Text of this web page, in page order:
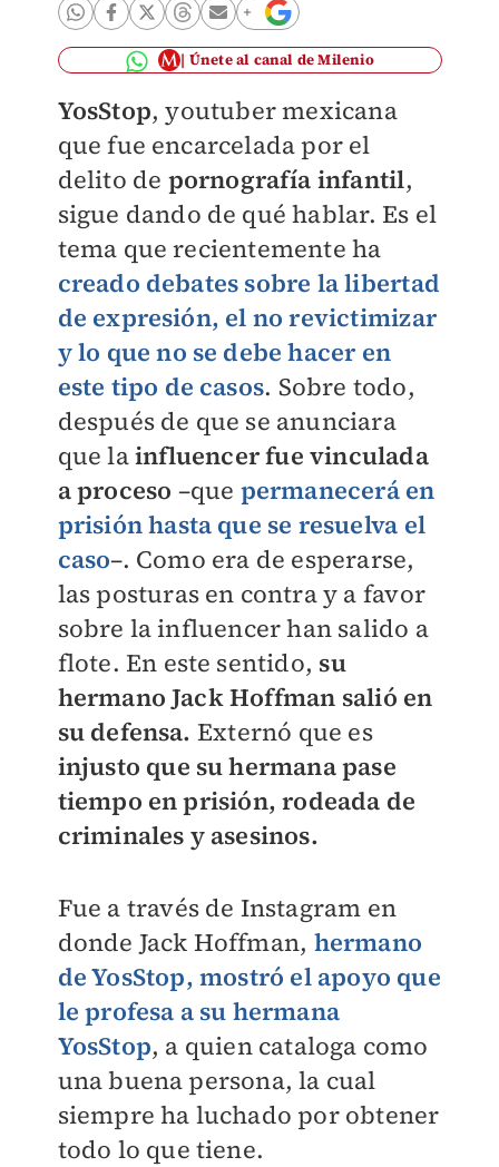
Únete al canal de Milenio
YosStop, youtuber mexicana
que fue encarcelada por el
delito de pornografía infantil,
sigue dando de qué hablar. Es el
tema que recientemente ha
creado debates sobre la libertad
de expresión, el no revictimizar
y lo que no se debe hacer en
este tipo de casos. Sobre todo,
después de que se anunciara
que lainfluencer fue vinculada
a proceso –que permanecerá en
prisión hasta que se resuelva el
caso–. Como era de esperarse,
las posturas en contra y a favor
sobre la influencer han salido a
flote. En este sentido, su
hermano Jack Hoffman salió en
su defensa. Externó que es
injusto que su hermana pase
tiempo en prisión, rodeada de
criminales y asesinos.
Fue a través de Instagram en
donde Jack Hoffman, hermano
deYosStop, mostró el apoyo que
le profesa a su hermana
YosStop, a quien cataloga como
una buena persona, la cual
siempre ha luchado por obtener
todo lo que tiene.